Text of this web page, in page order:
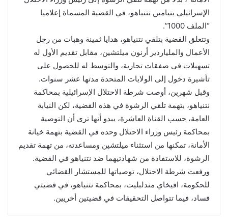
الإسرائيلي بنيامين نتنياهو، في القضية المسماة إعلاميا
“الملف 1000”.
وتتعلق القضية بتلقي نتنياهو، هدايا ثمينة وهبات من رجل
الأعمال والملياردير أرنون ميلتشين، مقابل تقديم الأول له
تسهيلات في صفقات تجارية، والتوسط له للحصول على
تأشيرة دخول إلى الولايات المتحدة مدتها عشر سنوات.
وقبل شهرين، أوصت شرطة الاحتلال الإسرائيلية بمحاكمة
نتنياهو، بتهمة تلقي الرشوة في هذه القضية، لكن النيابة
العامة، حسب القناة العاشرة، يبدو أنها ترى أن التوصية
بمحاكمة رئيس وزراء الاحتلال وحده في القضية بتهمة خيانة
الأمانة، تمكنها من استثناء ميلتشين ومساعدته، من تهمة تقديم
الرشوة، للاستفادة من شهادتيهما ضد نتنياهو في القضية.
ورفعت شرطة الاحتلال، توصياتها للمستشار القضائي
للحكومة، افيخاي مندلبليت، بمحاكمة نتنياهو، في قضيتي
فساد، فيما تتواصل التحقيقات في قضيتين أخريين.